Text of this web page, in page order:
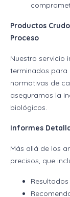
Productos
Proceso
Nuestro servicio
terminados para
normativas de
aseguramos la
biológicos.
Informes
Más allá de los
precisos, que